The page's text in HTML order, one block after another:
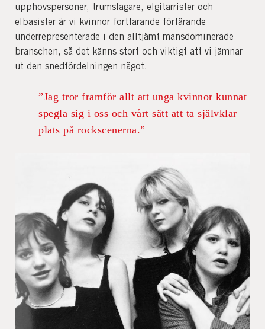
upphovspersoner, trumslagare, elgitarrister och
elbasister är vi kvinnor fortfarande förfärande
underrepresenterade i den alltjämt mansdominerade
branschen, så det känns stort och viktigt att vi jämnar
ut den snedfördelningen något.
”Jag tror framför allt att unga kvinnor kunnat
spegla sig i oss och vårt sätt att ta självklar
plats på rockscenerna.”